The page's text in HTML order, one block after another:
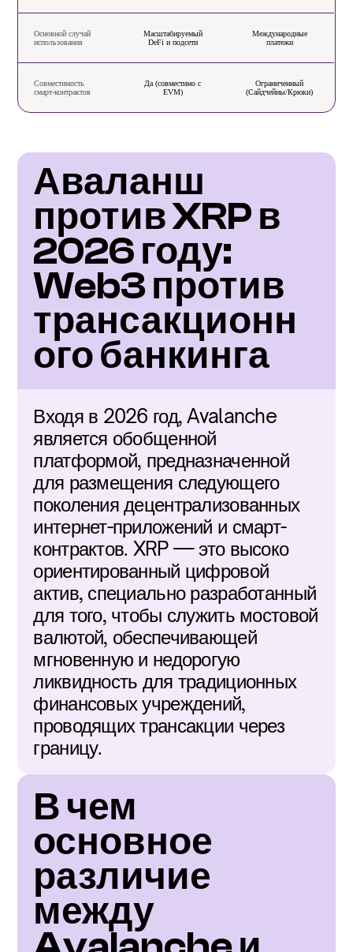
Основной случай
использования
Масштабируемый
DeFi и подсети
Международные
платежи
Совместимость
смарт-контрактов
Да (совместимо с
EVM)
Ограниченный
(Сайдчейны/Крюки)
Аваланш
против XRP в
2026 году:
Web3 против
трансакционн
ого банкинга
Входя в 2026 год, Avalanche
является обобщенной
платформой, предназначенной
для размещения следующего
поколения децентрализованных
интернет-приложений и смарт-
контрактов. XRP — это высоко
ориентированный цифровой
актив, специально разработанный
для того, чтобы служить мостовой
валютой, обеспечивающей
мгновенную и недорогую
ликвидность для традиционных
финансовых учреждений,
проводящих трансакции через
границу.
В чем
основное
различие
между